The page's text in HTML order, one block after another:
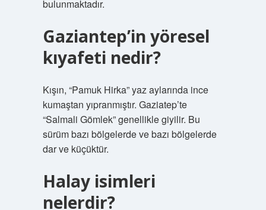
bulunmaktadır.
Gaziantep’in yöresel
kıyafeti nedir?
Kışın, “Pamuk Hirka” yaz aylarında ince
kumaştan yıpranmıştır. Gaziatep’te
“Salmali Gömlek” genellikle giyilir. Bu
sürüm bazı bölgelerde ve bazı bölgelerde
dar ve küçüktür.
Halay isimleri
nelerdir?